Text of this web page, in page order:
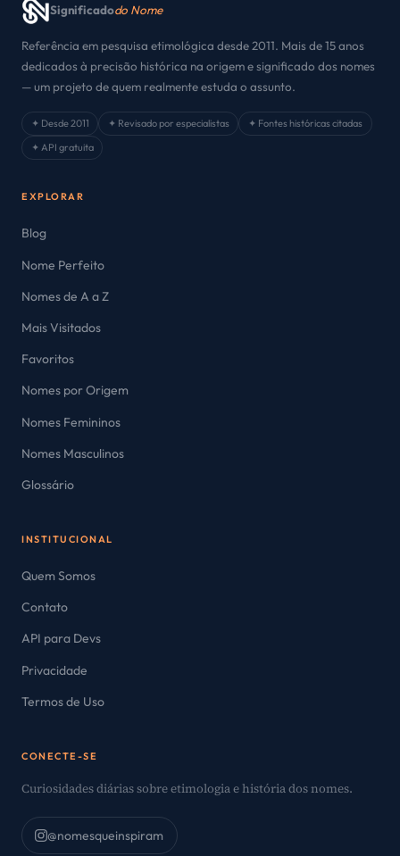
Significadodo Nome
Referência em pesquisa etimológica desde 2011. Mais de 15 anos
dedicados à precisão histórica na origem e significado dos nomes
— um projeto de quem realmente estuda o assunto.
✦ Desde 2011 ✦ Revisado por especialistas
✦ Fontes históricas citadas
✦ API gratuita
EXPLORAR
Blog
Nome Perfeito
Nomes de A a Z
Mais Visitados
Favoritos
Nomes por Origem
Nomes Femininos
Nomes Masculinos
Glossário
INSTITUCIONAL
Quem Somos
Contato
API para Devs
Privacidade
Termos de Uso
CONECTE-SE
Curiosidades diárias sobre etimologia e história dos nomes.
@nomesqueinspiram